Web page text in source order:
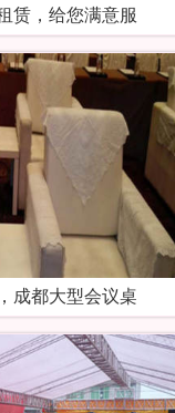
赁，给您满意服
成都大型会议桌